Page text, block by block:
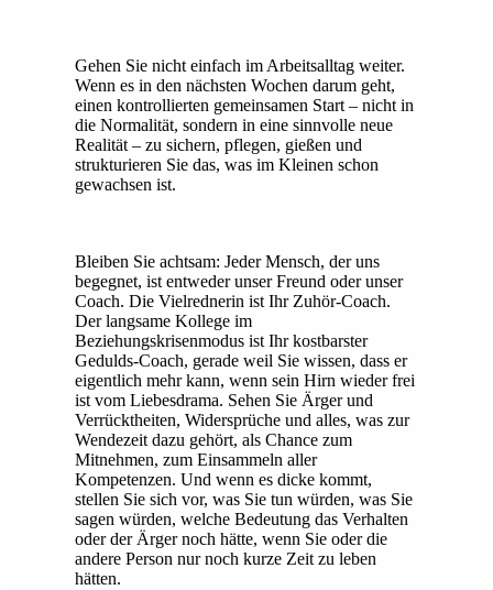
Gehen Sie nicht einfach im Arbeitsalltag weiter.
Wenn es in den nächsten Wochen darum geht,
einen kontrollierten gemeinsamen Start – nicht in
die Normalität, sondern in eine sinnvolle neue
Realität – zu sichern, pflegen, gießen und
strukturieren Sie das, was im Kleinen schon
gewachsen ist.
Bleiben Sie achtsam: Jeder Mensch, der uns
begegnet, ist entweder unser Freund oder unser
Coach. Die Vielrednerin ist Ihr Zuhör-Coach.
Der langsame Kollege im
Beziehungskrisenmodus ist Ihr kostbarster
Gedulds-Coach, gerade weil Sie wissen, dass er
eigentlich mehr kann, wenn sein Hirn wieder frei
ist vom Liebesdrama. Sehen Sie Ärger und
Verrücktheiten, Widersprüche und alles, was zur
Wendezeit dazu gehört, als Chance zum
Mitnehmen, zum Einsammeln aller
Kompetenzen. Und wenn es dicke kommt,
stellen Sie sich vor, was Sie tun würden, was Sie
sagen würden, welche Bedeutung das Verhalten
oder der Ärger noch hätte, wenn Sie oder die
andere Person nur noch kurze Zeit zu leben
hätten.